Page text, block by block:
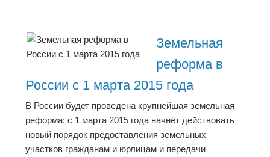
Земельная
реформа в
России с 1 марта 2015 года
В России будет проведена крупнейшая земельная
реформа: с 1 марта 2015 года начнёт действовать
новый порядок предоставления земельных
участков гражданам и юрлицам и передачи